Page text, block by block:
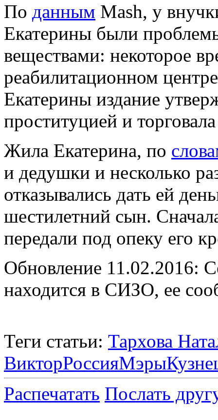
По данным Mash, у
Екатерины были
веществами: некоторое
реабилитационном
Екатерины издание
проституцией и
Жила Екатерина, по
и дедушки и несколько
отказывались дать ей
шестилетний сын.
передали под опеку его
Обновление 11.02.2016:
находится в СИЗО, ее
Теги статьи: Тархова
ВикторРоссияМэры
Распечатать Послать